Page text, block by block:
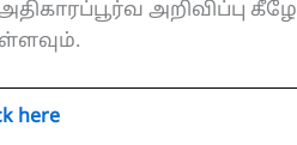
அறிவிப்பு கீழே
here